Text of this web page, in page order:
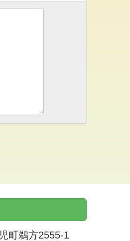
町鵜方2555-1